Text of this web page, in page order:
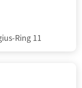
Ring 11